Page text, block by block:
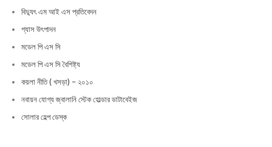
বিদ্যুৎ এম আই এস প্রতিবেদন
গ্যাস উৎপাদন
মডেল পি এস সি
মডেল পি এস সি বৈশিষ্ট্য
কয়লা নীতি ( খসড়া) – ২০১০
নবায়ন যোগ্য জ্বালানি স্টেক হোল্ডার ডাটাবেইজ
সোলার হেল্প ডেস্ক